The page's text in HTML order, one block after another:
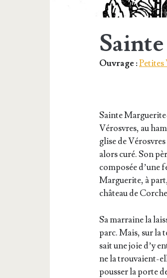
Ouvrage :Petites
Sainte
Vérosvres, au
glise de
alors curé. Son
com­po­sée d’une
Mar­gue­rite, à
châ­teau de
Sa mar­raine la
parc. Mais, sur la
sait une joie d’y
ne la trou­vaient-
pous­ser la porte